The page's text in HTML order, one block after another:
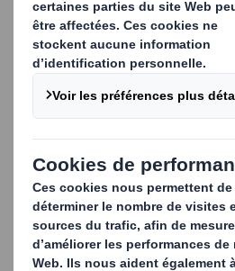
Nos solutions d'emballage «
d'un sac en plastique souple
protecteur ou promotionnel,
message commercial. Elles
tous ceux qui produisent,
commercialisent des liquides,
produits en vrac. Grâce à notre
à nos différentes solutions de
facilement et entièrement, ce
de liquide.